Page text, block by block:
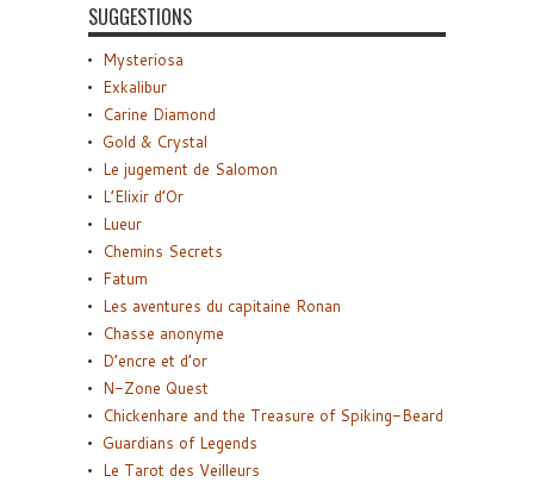
SUGGESTIONS
Mysteriosa
Exkalibur
Carine Diamond
Gold & Crystal
Le jugement de Salomon
L’Elixir d’Or
Lueur
Chemins Secrets
Fatum
Les aventures du capitaine Ronan
Chasse anonyme
D’encre et d’or
N-Zone Quest
Chickenhare and the Treasure of Spiking-Beard
Guardians of Legends
Le Tarot des Veilleurs